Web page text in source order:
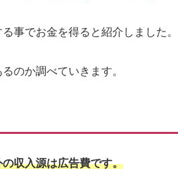
事でお金を得ると紹介しました。
のか調べていきます。
収入源は広告費です。